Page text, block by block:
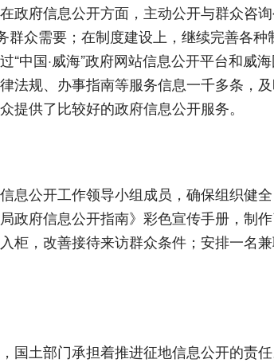
政府信息公开方面，主动公开与群众咨
众需要；在制度建设上，继续完善各
中国·威海”政府网站信息公开平台和威
法规、办事指南等服务信息一千多条，
供了比较好的政府信息公开服务。
公开工作领导小组成员，确保组织健
政府信息公开指南》彩色宣传手册，制
柜，改善接待来访群众条件；安排一名
土部门承担着推进征地信息公开的责